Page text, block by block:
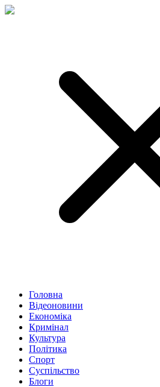
Головна
Відеоновини
Економіка
Кримінал
Культура
Політика
Спорт
Суспільство
Блоги